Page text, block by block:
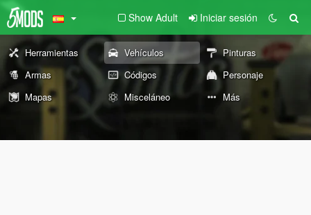
Show Adult Iniciar sesión
Herramientas Vehículos
Pinturas
Armas
Códigos
Personaje
Mapas
Misceláneo Más